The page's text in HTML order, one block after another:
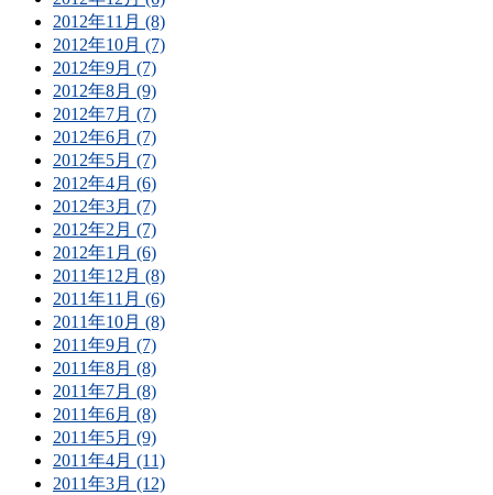
2012年11月 (8)
2012年10月 (7)
2012年9月 (7)
2012年8月 (9)
2012年7月 (7)
2012年6月 (7)
2012年5月 (7)
2012年4月 (6)
2012年3月 (7)
2012年2月 (7)
2012年1月 (6)
2011年12月 (8)
2011年11月 (6)
2011年10月 (8)
2011年9月 (7)
2011年8月 (8)
2011年7月 (8)
2011年6月 (8)
2011年5月 (9)
2011年4月 (11)
2011年3月 (12)